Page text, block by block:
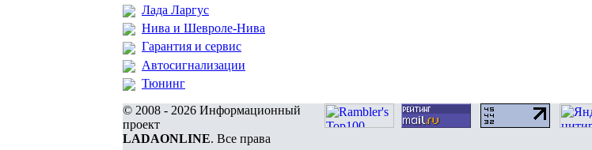
Лада Ларгус
Нива и Шевроле-Нива
Гарантия и сервис
Автосигнализации
Тюнинг
© 2008 - 2026 Информационный
проект
LADAONLINE. Все права